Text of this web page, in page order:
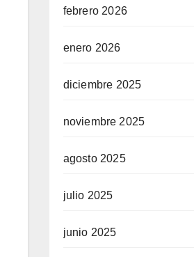
febrero 2026
enero 2026
diciembre 2025
noviembre 2025
agosto 2025
julio 2025
junio 2025